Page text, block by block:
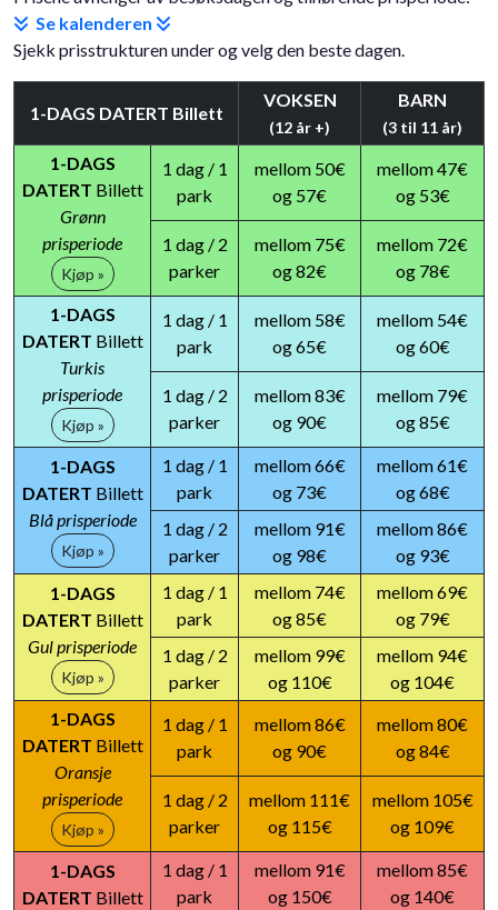
Se kalenderen
Sjekk prisstrukturen under og velg den beste dagen.
1-DAGS DATERT Billett
VOKSEN
(12 år +)
BARN
(3 til 11 år)
1-DAGS
DATERT Billett
Grønn
prisperiode
Kjøp »
1 dag / 1
park
mellom 50€
og 57€
mellom 47€
og 53€
1 dag / 2
parker
mellom 75€
og 82€
mellom 72€
og 78€
1-DAGS
DATERT Billett
Turkis
prisperiode
Kjøp »
1 dag / 1
park
mellom 58€
og 65€
mellom 54€
og 60€
1 dag / 2
parker
mellom 83€
og 90€
mellom 79€
og 85€
1-DAGS
DATERT Billett
Blå prisperiode
Kjøp »
1 dag / 1
park
mellom 66€
og 73€
mellom 61€
og 68€
1 dag / 2
parker
mellom 91€
og 98€
mellom 86€
og 93€
1-DAGS
DATERT Billett
Gul prisperiode
Kjøp »
1 dag / 1
park
mellom 74€
og 85€
mellom 69€
og 79€
1 dag / 2
parker
mellom 99€
og 110€
mellom 94€
og 104€
1-DAGS
DATERT Billett
Oransje
prisperiode
Kjøp »
1 dag / 1
park
mellom 86€
og 90€
mellom 80€
og 84€
1 dag / 2
parker
mellom 111€
og 115€
mellom 105€
og 109€
1-DAGS
DATERT Billett
1 dag / 1
park
mellom 91€
og 150€
mellom 85€
og 140€